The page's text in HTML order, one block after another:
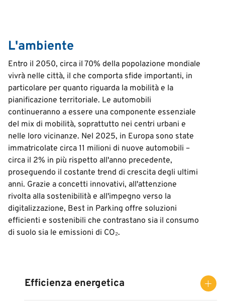
L'ambiente
Entro il 2050, circa il 70% della popolazione mondiale
vivrà nelle città, il che comporta sfide importanti, in
particolare per quanto riguarda la mobilità e la
pianificazione territoriale. Le automobili
continueranno a essere una componente essenziale
del mix di mobilità, soprattutto nei centri urbani e
nelle loro vicinanze. Nel 2025, in Europa sono state
immatricolate circa 11 milioni di nuove automobili –
circa il 2% in più rispetto all'anno precedente,
proseguendo il costante trend di crescita degli ultimi
anni. Grazie a concetti innovativi, all'attenzione
rivolta alla sostenibilità e all'impegno verso la
digitalizzazione, Best in Parking offre soluzioni
efficienti e sostenibili che contrastano sia il consumo
di suolo sia le emissioni di CO₂.
Efficienza energetica